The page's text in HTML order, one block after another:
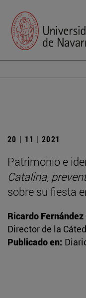
20 | 11 | 2021
Patrimonio e
Catalina,
sobre su fiesta
Ricardo Fernández
Director de la
Publicado en: